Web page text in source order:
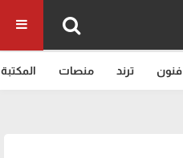
فنون ترند منصات المكتبة